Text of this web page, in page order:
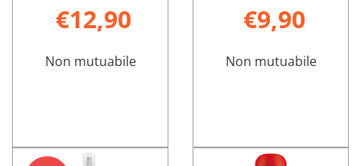
€12,90
Non mutuabile
€9,90
Non mutuabile
ALONTAN
Informazioni